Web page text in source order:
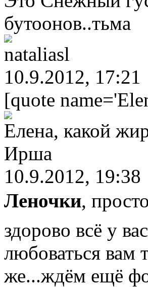
бутоонов..тьма
nataliasl
10.9.2012, 17:21
[quote
Елена, какой
Ирша
10.9.2012, 19:38
Леночки,
здорово всё у
любоваться вам
же...ждём ещё